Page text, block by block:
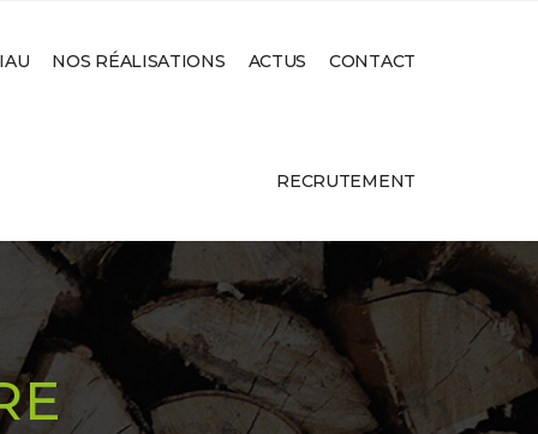
NOS RÉALISATIONS ACTUS CONTACT
RECRUTEMENT